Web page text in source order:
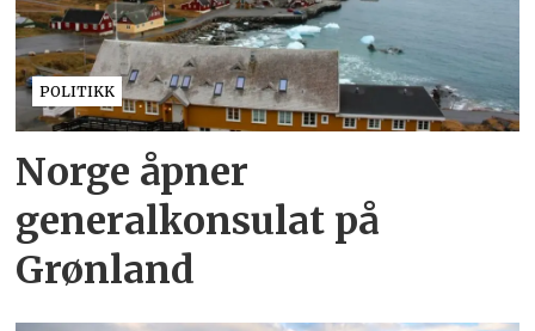
POLITIKK
Norge åpner
generalkonsulat på
Grønland